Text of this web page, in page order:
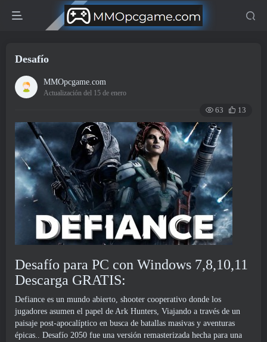
Desafío
MMOpcgame.com
Actualización del 15 de enero
63 13
Desafío para PC con Windows 7,8,10,11
Descarga GRATIS:
Defiance es un mundo abierto, shooter cooperativo donde los
jugadores asumen el papel de Ark Hunters, Viajando a través de un
paisaje post-apocalíptico en busca de batallas masivas y aventuras
épicas.. Desafío 2050 fue una versión remasterizada hecha para una